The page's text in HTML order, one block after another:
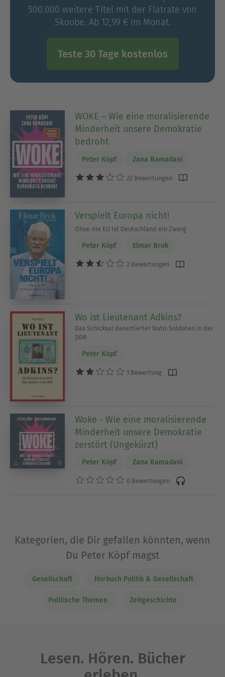
500.000 weitere Titel mit der Flatrate von
Skoobe. Ab 12,99 € im Monat.
Teste 30 Tage kostenlos
WOKE – Wie eine moralisierende
Minderheit unsere Demokratie
bedroht
Peter Köpf Zana Ramadani
22 Bewertungen
Verspielt Europa nicht!
Ohne die EU ist Deutschland ein Zwerg
Peter Köpf Elmar Brok
2 Bewertungen
Wo ist Lieutenant Adkins?
Das Schicksal desertierter Nato-Soldaten in der
DDR
Peter Köpf
1 Bewertung
Woke - Wie eine moralisierende
Minderheit unsere Demokratie
zerstört (Ungekürzt)
Peter Köpf Zana Ramadani
0 Bewertungen
Kategorien, die Dir gefallen könnten, wenn
Du Peter Köpf magst
Gesellschaft Hörbuch Politik & Gesellschaft
Politische Themen Zeitgeschichte
Lesen. Hören. Bücher